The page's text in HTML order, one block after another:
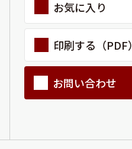
お気に入り
印刷する（PDF）
お問い合わせ